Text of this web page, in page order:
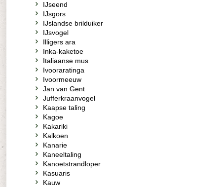
IJseend
IJsgors
IJslandse brilduiker
IJsvogel
Illigers ara
Inka-kaketoe
Italiaanse mus
Ivooraratinga
Ivoormeeuw
Jan van Gent
Jufferkraanvogel
Kaapse taling
Kagoe
Kakariki
Kalkoen
Kanarie
Kaneeltaling
Kanoetstrandloper
Kasuaris
Kauw